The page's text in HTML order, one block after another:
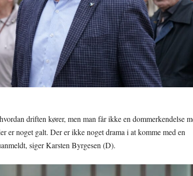
driften kører, men man får ikke en dommerkendelse
er noget galt. Der er ikke noget drama i at komme med en
siger Karsten Byrgesen (D).